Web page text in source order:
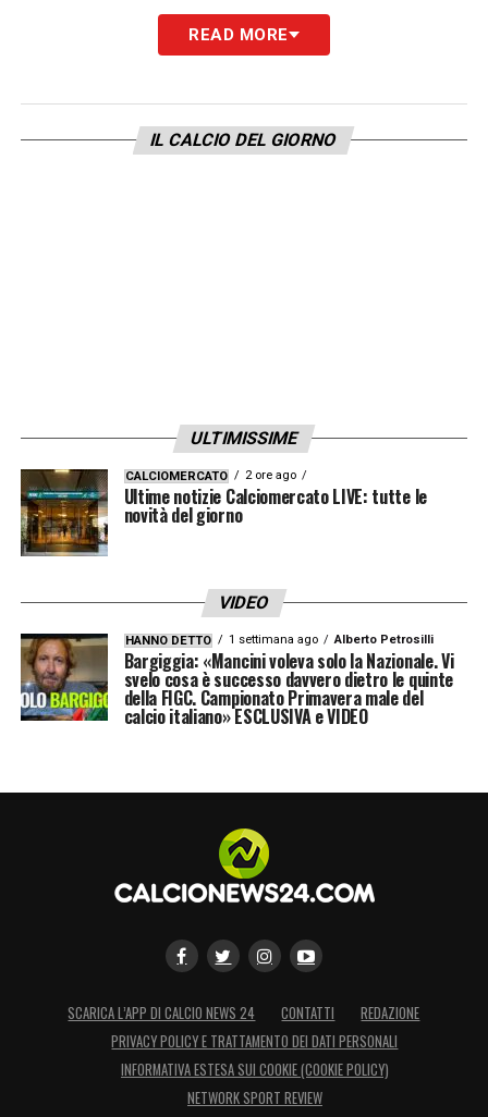
READ MORE
IL CALCIO DEL GIORNO
ULTIMISSIME
CALCIOMERCATO 2 ore ago
Ultime notizie Calciomercato LIVE: tutte le
novità del giorno
VIDEO
HANNO DETTO 1 settimana ago Alberto Petrosilli
Bargiggia: «Mancini voleva solo la Nazionale. Vi
svelo cosa è successo davvero dietro le quinte
della FIGC. Campionato Primavera male del
calcio italiano» ESCLUSIVA e VIDEO
SCARICA L’APP DI CALCIO NEWS 24 CONTATTI
REDAZIONE
PRIVACY POLICY E TRATTAMENTO DEI DATI PERSONALI
INFORMATIVA ESTESA SUI COOKIE (COOKIE POLICY)
NETWORK SPORT REVIEW